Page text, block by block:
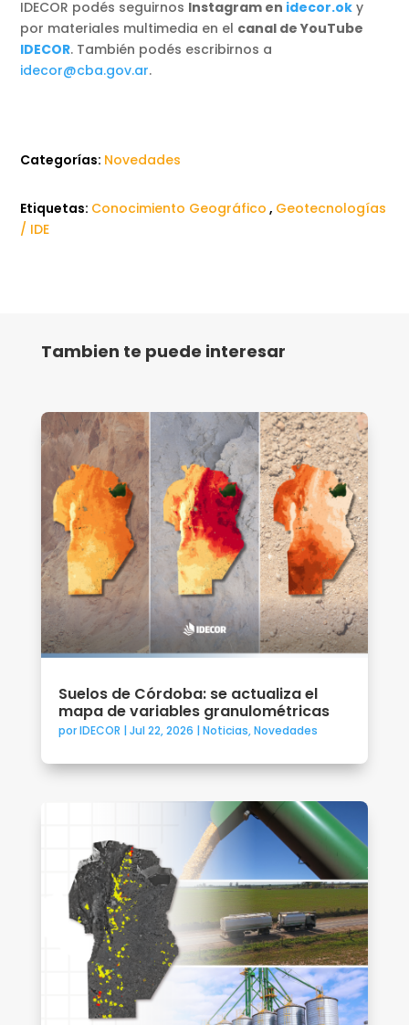
IDECOR podés seguirnos Instagram en idecor.ok y
por materiales multimedia en el canal de YouTube
IDECOR. También podés escribirnos a
idecor@cba.gov.ar.
Categorías: Novedades
Etiquetas: Conocimiento Geográfico , Geotecnologías
/ IDE
Tambien te puede interesar
Suelos de Córdoba: se actualiza el
mapa de variables granulométricas
porIDECOR | Jul 22, 2026 | Noticias,Novedades